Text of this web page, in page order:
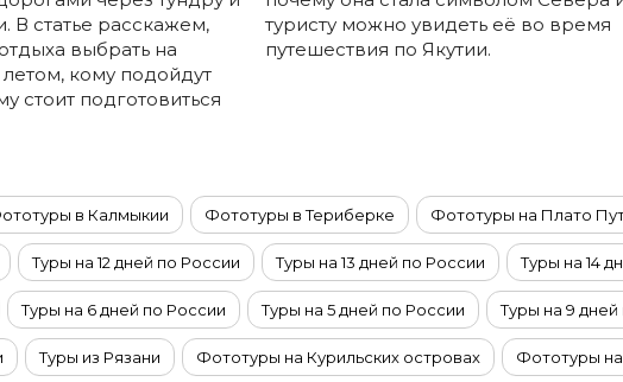
В статье расскажем,
выбрать на
кому подойдут
стоит подготовиться
туристу можно увидеть её во время
путешествия по Якутии.
в Калмыкии Фототуры в Териберке Фототуры на Плато
Туры на 12 дней по России Туры на 13 дней по России Туры на 14
Туры на 6 дней по России Туры на 5 дней по России Туры на 9
Туры из Рязани Фототуры на Курильских островах Фототуры